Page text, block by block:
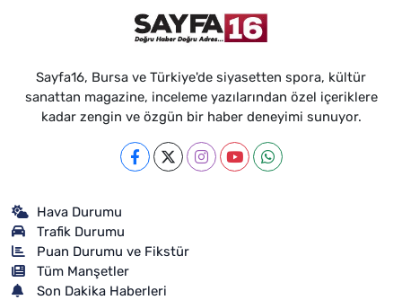
Sayfa16, Bursa ve Türkiye'de siyasetten spora, kültür
sanattan magazine, inceleme yazılarından özel içeriklere
kadar zengin ve özgün bir haber deneyimi sunuyor.
Hava Durumu
Trafik Durumu
Puan Durumu ve Fikstür
Tüm Manşetler
Son Dakika Haberleri